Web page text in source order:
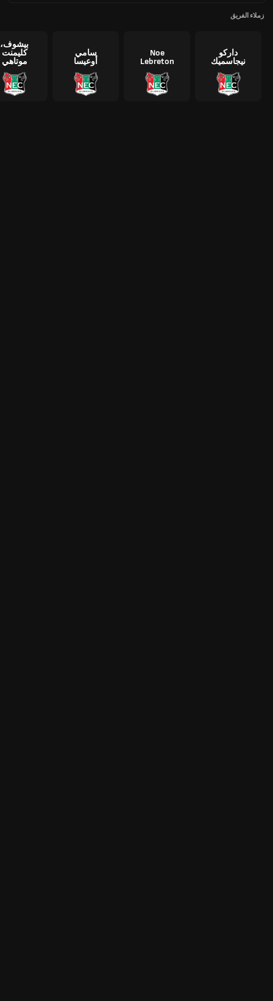
زملاء الفريق
داركو
نيجاسميك
Noe
Lebreton
سامي
أوعيسا
بيشوف،
كليمنت
موتاهي